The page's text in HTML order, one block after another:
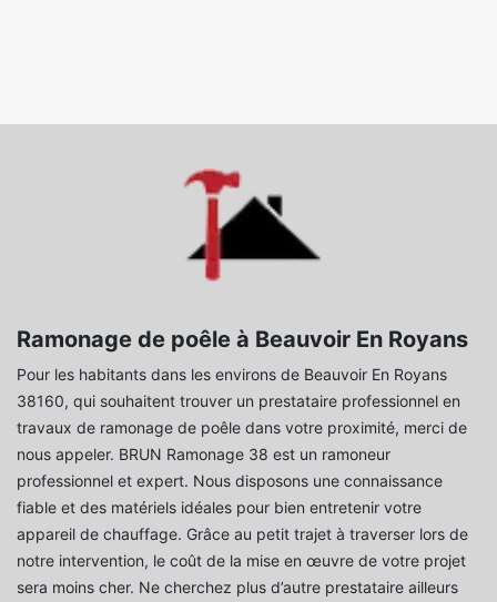
Ramonage de poêle à Beauvoir En Royans
Pour les habitants dans les environs de Beauvoir En Royans
38160, qui souhaitent trouver un prestataire professionnel en
travaux de ramonage de poêle dans votre proximité, merci de
nous appeler. BRUN Ramonage 38 est un ramoneur
professionnel et expert. Nous disposons une connaissance
fiable et des matériels idéales pour bien entretenir votre
appareil de chauffage. Grâce au petit trajet à traverser lors de
notre intervention, le coût de la mise en œuvre de votre projet
sera moins cher. Ne cherchez plus d’autre prestataire ailleurs